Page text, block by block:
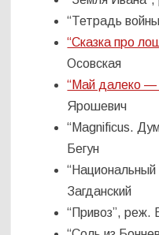
“Тетрадь
“Сказка про
Осовская
“Май далеко —
Ярошевич
“Magnificus.
Бегун
Загданский
“Привоз”, реж.